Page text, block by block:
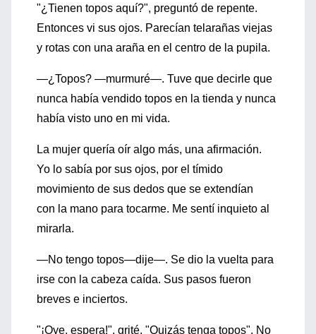
"¿Tienen topos aquí?", preguntó de repente.
Entonces vi sus ojos. Parecían telarañas viejas
y rotas con una araña en el centro de la pupila.
—¿Topos? —murmuré—. Tuve que decirle que
nunca había vendido topos en la tienda y nunca
había visto uno en mi vida.
La mujer quería oír algo más, una afirmación.
Yo lo sabía por sus ojos, por el tímido
movimiento de sus dedos que se extendían
con la mano para tocarme. Me sentí inquieto al
mirarla.
—No tengo topos—dije—. Se dio la vuelta para
irse con la cabeza caída. Sus pasos fueron
breves e inciertos.
"¡Oye, espera!", grité. "Quizás tenga topos". No